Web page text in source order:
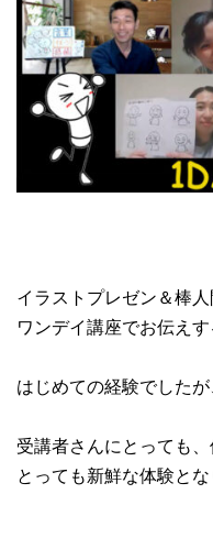
イラストプレゼン＆棒
ワンデイ講座でお伝え
はじめての経験でしたが
受講者さんにとっても、
とっても新鮮な体験とな